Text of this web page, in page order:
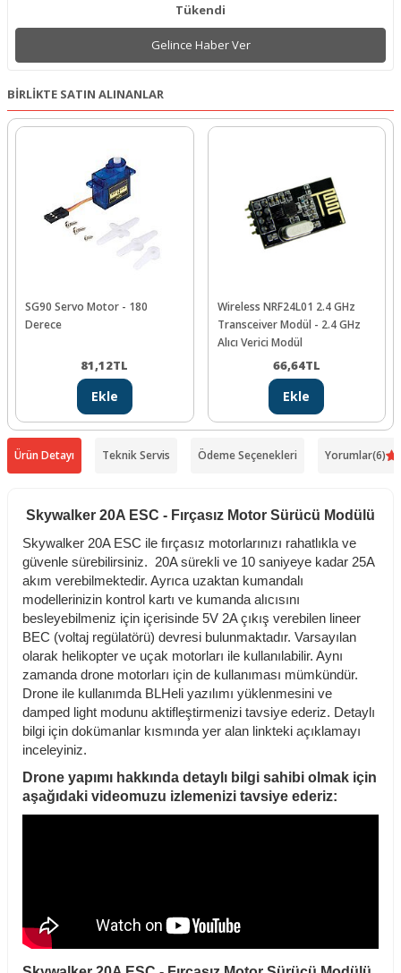
Tükendi
Gelince Haber Ver
BİRLİKTE SATIN ALINANLAR
SG90 Servo Motor - 180
Derece
81,12TL
Ekle
Wireless NRF24L01 2.4 GHz
Transceiver Modül - 2.4 GHz
Alıcı Verici Modül
66,64TL
Ekle
Ürün Detayı Teknik Servis Ödeme Seçenekleri Yorumlar(6)
Skywalker 20A ESC - Fırçasız Motor Sürücü Modülü
Skywalker 20A ESC ile fırçasız motorlarınızı rahatlıkla ve
güvenle sürebilirsiniz. 20A sürekli ve 10 saniyeye kadar 25A
akım verebilmektedir. Ayrıca uzaktan kumandalı
modellerinizin kontrol kartı ve kumanda alıcısını
besleyebilmeniz için içerisinde 5V 2A çıkış verebilen lineer
BEC (voltaj regülatörü) devresi bulunmaktadır. Varsayılan
olarak helikopter ve uçak motorları ile kullanılabilir. Aynı
zamanda drone motorları için de kullanıması mümkündür.
Drone ile kullanımda BLHeli yazılımı yüklenmesini ve
damped light modunu aktifleştirmenizi tavsiye ederiz. Detaylı
bilgi için dokümanlar kısmında yer alan linkteki açıklamayı
inceleyiniz.
Drone yapımı hakkında detaylı bilgi sahibi olmak için
aşağıdaki videomuzu izlemenizi tavsiye ederiz: